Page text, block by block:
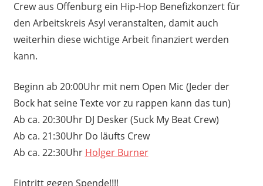
Crew aus Offenburg ein Hip-Hop Benefizkonzert für
den Arbeitskreis Asyl veranstalten, damit auch
weiterhin diese wichtige Arbeit finanziert werden
kann.
Beginn ab 20:00Uhr mit nem Open Mic (Jeder der
Bock hat seine Texte vor zu rappen kann das tun)
Ab ca. 20:30Uhr DJ Desker (Suck My Beat Crew)
Ab ca. 21:30Uhr Do läufts Crew
Ab ca. 22:30Uhr Holger Burner
Eintritt gegen Spende!!!!